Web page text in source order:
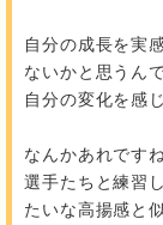
自分の成長を実
ないかと思うん
自分の変化を感
なんかあれです
選手たちと練習
たいな高揚感と